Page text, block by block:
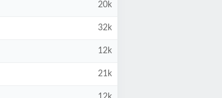
20k
32k
12k
21k